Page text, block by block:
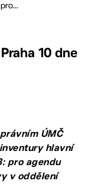
10 dne
ÚMČ
hlavní
pro agendu
v oddělení